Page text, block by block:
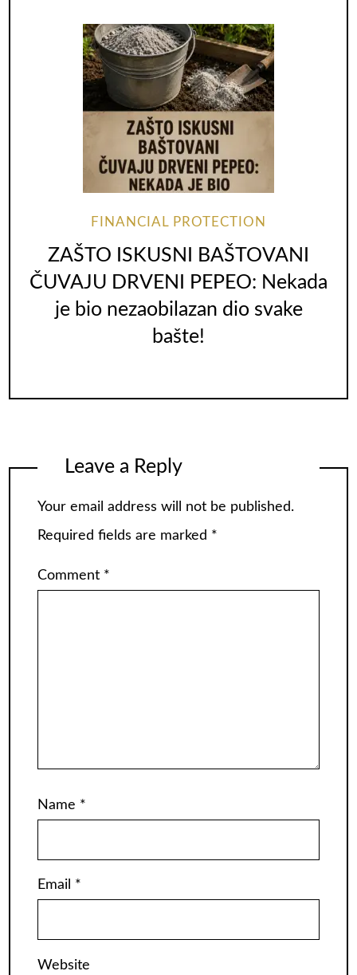
FINANCIAL PROTECTION
ZAŠTO ISKUSNI BAŠTOVANI
ČUVAJU DRVENI PEPEO: Nekada
je bio nezaobilazan dio svake
bašte!
Leave a Reply
Your email address will not be published.
Required fields are marked *
Comment *
Name *
Email *
Website